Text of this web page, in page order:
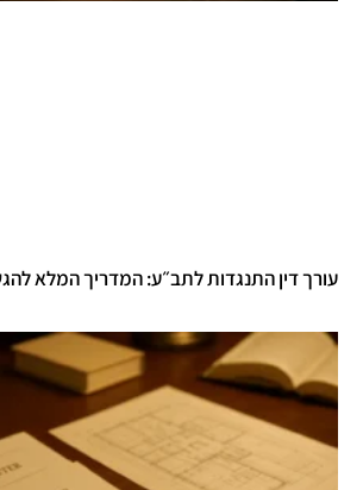
דין התנגדות לתב״ע: המדריך המלא להגשה